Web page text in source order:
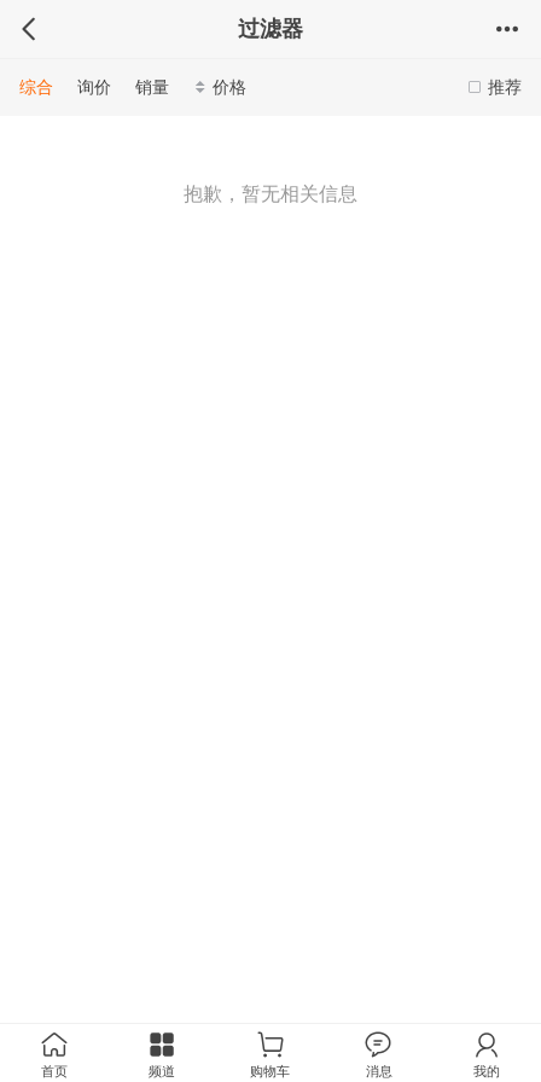
过滤器
推荐
综合 询价 销量 价格
抱歉，暂无相关信息
首页 频道 购物车 消息 我的